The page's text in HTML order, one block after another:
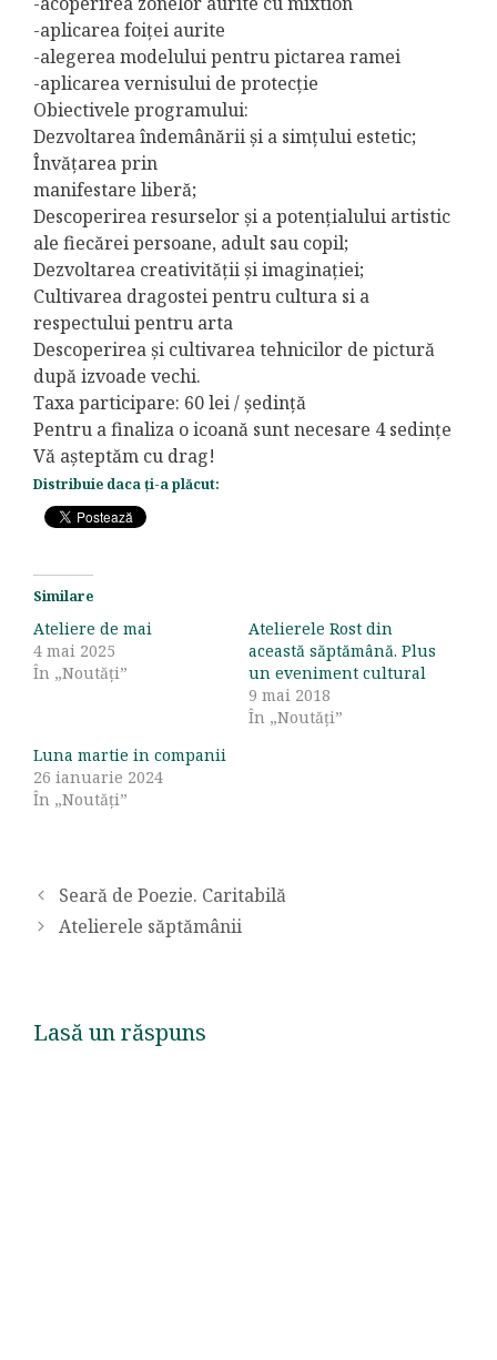
-aplicarea foiței aurite
-alegerea modelului pentru pictarea ramei
-aplicarea vernisului de protecție
Obiectivele programului:
Dezvoltarea îndemânării și a simțului estetic;
Învățarea prin
manifestare liberă;
Descoperirea resurselor și a potențialului artistic
ale fiecărei persoane, adult sau copil;
Dezvoltarea creativității și imaginației;
Cultivarea dragostei pentru cultura si a
respectului pentru arta
Descoperirea și cultivarea tehnicilor de pictură
după izvoade vechi.
Taxa participare: 60 lei / ședință
Pentru a finaliza o icoană sunt necesare 4 sedințe
Vă așteptăm cu drag!
Distribuie daca ți-a plăcut:
Similare
Ateliere de mai
4 mai 2025
În „Noutăți”
Atelierele Rost din
această săptămână. Plus
un eveniment cultural
9 mai 2018
În „Noutăți”
Luna martie in companii
26 ianuarie 2024
În „Noutăți”
Seară de Poezie. Caritabilă
Atelierele săptămânii
Lasă un răspuns